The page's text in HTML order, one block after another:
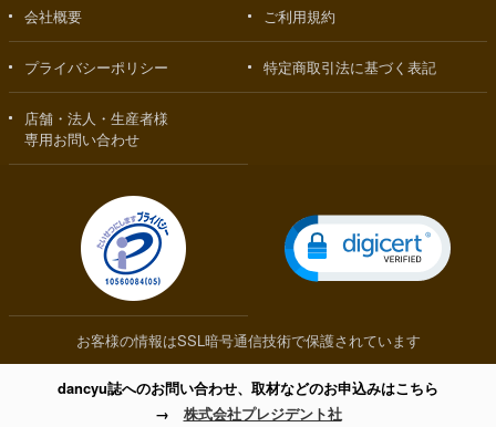
会社概要 ご利用規約
プライバシーポリシー 特定商取引法に基づく表記
店舗・法人・生産者様
専用お問い合わせ
お客様の情報はSSL暗号通信技術で保護されています
dancyu誌へのお問い合わせ、取材などのお申込みはこちら
→ 株式会社プレジデント社